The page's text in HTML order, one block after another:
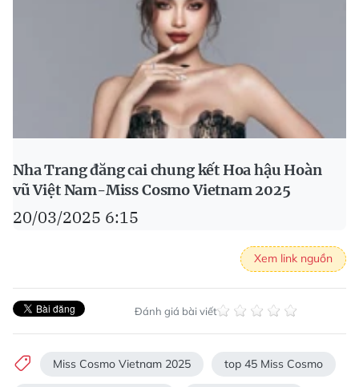
Nha Trang đăng cai chung kết Hoa hậu Hoàn
vũ Việt Nam-Miss Cosmo Vietnam 2025
20/03/2025 6:15
Xem link nguồn
Đánh giá bài viết
Miss Cosmo Vietnam 2025 top 45 Miss Cosmo